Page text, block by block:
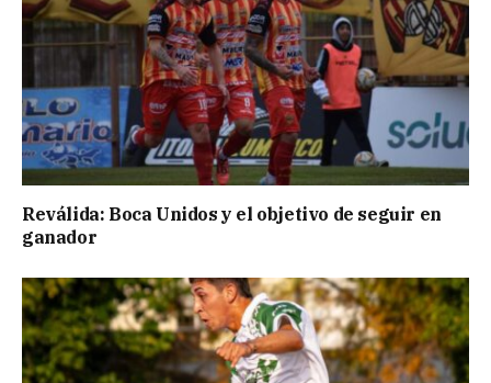
Reválida: Boca Unidos y el objetivo de seguir en
ganador